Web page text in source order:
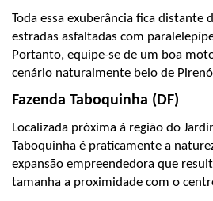
Toda essa exuberância fica distante
estradas asfaltadas com
Portanto, equipe-se de um boa
cenário naturalmente belo de
Fazenda Taboquinha (DF)
Localizada próxima à região do
Taboquinha é praticamente a
expansão empreendedora que
tamanha a proximidade com o